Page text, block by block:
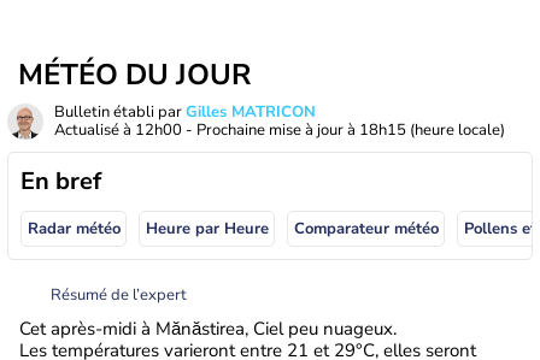
MÉTÉO DU JOUR
Bulletin établi parGilles MATRICON
Actualisé à 12h00 - Prochaine mise à jour à 18h15 (heure locale)
En bref
Radar météo Heure par Heure Comparateur météo Pollens
Résumé de l’expert
Cet après-midi à Mănăstirea, Ciel peu nuageux.
Les températures varieront entre 21 et 29°C, elles seront